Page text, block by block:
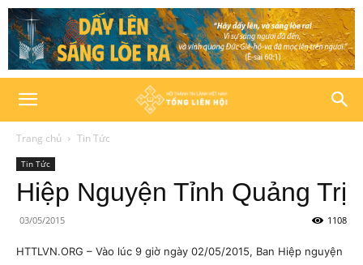
Trang chủ Tin Tức
Tin Tức
Hiệp Nguyện Tỉnh Quảng Trị
03/05/2015 1108
HTTLVN.ORG – Vào lúc 9 giờ ngày 02/05/2015, Ban Hiệp nguyện